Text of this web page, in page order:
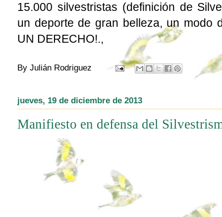
15.000 silvestristas (definición de
un deporte de gran belleza, un modo
UN DERECHO!.,
By Julián Rodriguez
jueves, 19 de diciembre de 2013
Manifiesto en defensa del